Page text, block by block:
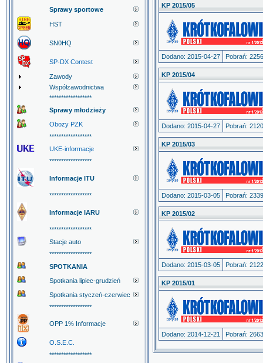
Sprawy sportowe
HST
SN0HQ
SP-DX Contest
Zawody
Współzawodnictwa
******************
Sprawy młodzieży
Obozy PZK
******************
UKE-informacje
******************
Informacje ITU
******************
Informacje IARU
******************
Stacje auto
******************
SPOTKANIA
Spotkania lipiec-grudzień
Spotkania styczeń-czerwiec
******************
OPP 1% Informacje
O.S.E.C.
******************
KP 2015/05
Dodano: 2015-04-27 Pobrań: 2256
KP 2015/04
Dodano: 2015-04-27 Pobrań: 2120
KP 2015/03
Dodano: 2015-03-05 Pobrań: 2339
KP 2015/02
Dodano: 2015-03-05 Pobrań: 2122
KP 2015/01
Dodano: 2014-12-21 Pobrań: 2663